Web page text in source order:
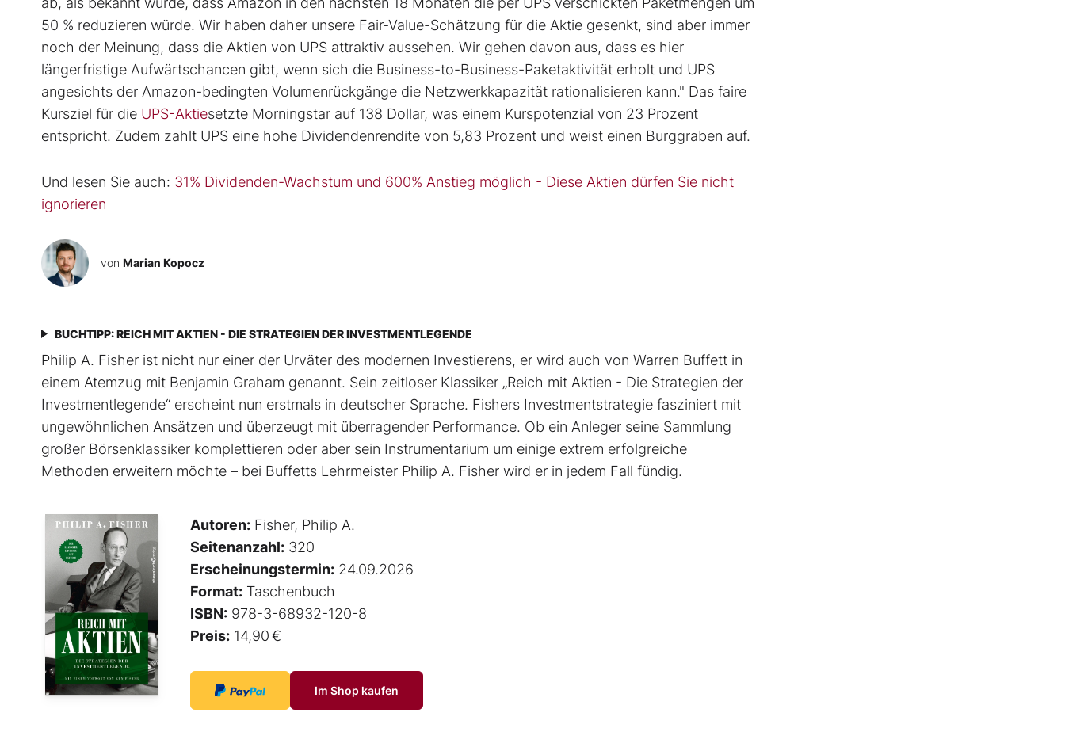
50 % reduzieren würde. Wir haben daher unsere Fair-Value-Schätzung für die Aktie gesenkt, sind aber immer
noch der Meinung, dass die Aktien von UPS attraktiv aussehen. Wir gehen davon aus, dass es hier
längerfristige Aufwärtschancen gibt, wenn sich die Business-to-Business-Paketaktivität erholt und UPS
angesichts der Amazon-bedingten Volumenrückgänge die Netzwerkkapazität rationalisieren kann." Das faire
Kursziel für die UPS-Aktiesetzte Morningstar auf 138 Dollar, was einem Kurspotenzial von 23 Prozent
entspricht. Zudem zahlt UPS eine hohe Dividendenrendite von 5,83 Prozent und weist einen Burggraben auf.
Und lesen Sie auch: 31% Dividenden-Wachstum und 600% Anstieg möglich - Diese Aktien dürfen Sie nicht
ignorieren
von Marian Kopocz
BUCHTIPP: REICH MIT AKTIEN - DIE STRATEGIEN DER INVESTMENTLEGENDE
Philip A. Fisher ist nicht nur einer der Urväter des modernen Investierens, er wird auch von Warren Buffett in
einem Atemzug mit Benjamin Graham genannt. Sein zeitloser Klassiker „Reich mit Aktien - Die Strategien der
Investmentlegende“ erscheint nun erstmals in deutscher Sprache. Fishers Investmentstrategie fasziniert mit
ungewöhnlichen Ansätzen und überzeugt mit überragender Performance. Ob ein Anleger seine Sammlung
großer Börsenklassiker komplettieren oder aber sein Instrumentarium um einige extrem erfolgreiche
Methoden erweitern möchte – bei Buffetts Lehrmeister Philip A. Fisher wird er in jedem Fall fündig.
Autoren: Fisher, Philip A.
Seitenanzahl: 320
Erscheinungstermin: 24.09.2026
Format: Taschenbuch
ISBN: 978-3-68932-120-8
Preis: 14,90 €
Im Shop kaufen